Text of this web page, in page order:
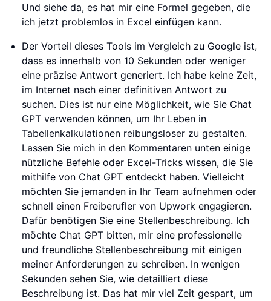
Und siehe da, es hat mir eine Formel gegeben, die
ich jetzt problemlos in Excel einfügen kann.
Der Vorteil dieses Tools im Vergleich zu Google ist,
dass es innerhalb von 10 Sekunden oder weniger
eine präzise Antwort generiert. Ich habe keine Zeit,
im Internet nach einer definitiven Antwort zu
suchen. Dies ist nur eine Möglichkeit, wie Sie Chat
GPT verwenden können, um Ihr Leben in
Tabellenkalkulationen reibungsloser zu gestalten.
Lassen Sie mich in den Kommentaren unten einige
nützliche Befehle oder Excel-Tricks wissen, die Sie
mithilfe von Chat GPT entdeckt haben. Vielleicht
möchten Sie jemanden in Ihr Team aufnehmen oder
schnell einen Freiberufler von Upwork engagieren.
Dafür benötigen Sie eine Stellenbeschreibung. Ich
möchte Chat GPT bitten, mir eine professionelle
und freundliche Stellenbeschreibung mit einigen
meiner Anforderungen zu schreiben. In wenigen
Sekunden sehen Sie, wie detailliert diese
Beschreibung ist. Das hat mir viel Zeit gespart, um